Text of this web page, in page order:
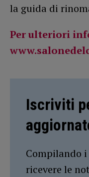
la guida di
Per ulteriori
Iscriviti
Compilando
ricevere le